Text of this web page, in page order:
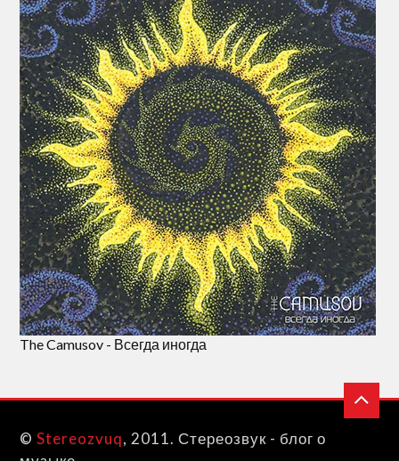
The Camusov - Всегда иногда
©Stereozvuq, 2011. Стереозвук - блог о